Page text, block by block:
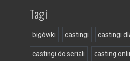
Tagi
bigówki castingi castingi
castingi do seriali casting